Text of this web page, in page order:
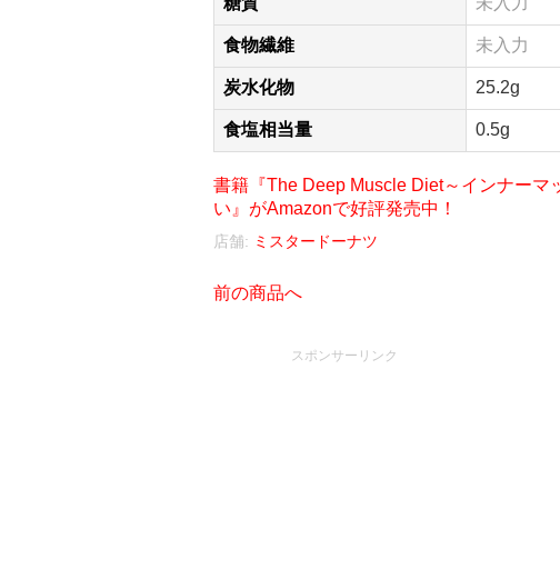
食物繊維 未入力
炭水化物 25.2g
食塩相当量 0.5g
書籍『The Deep Muscle Diet～インナーマ
い』がAmazonで好評発売中！
店舗: ミスタードーナツ
前の商品へ
スポンサーリンク